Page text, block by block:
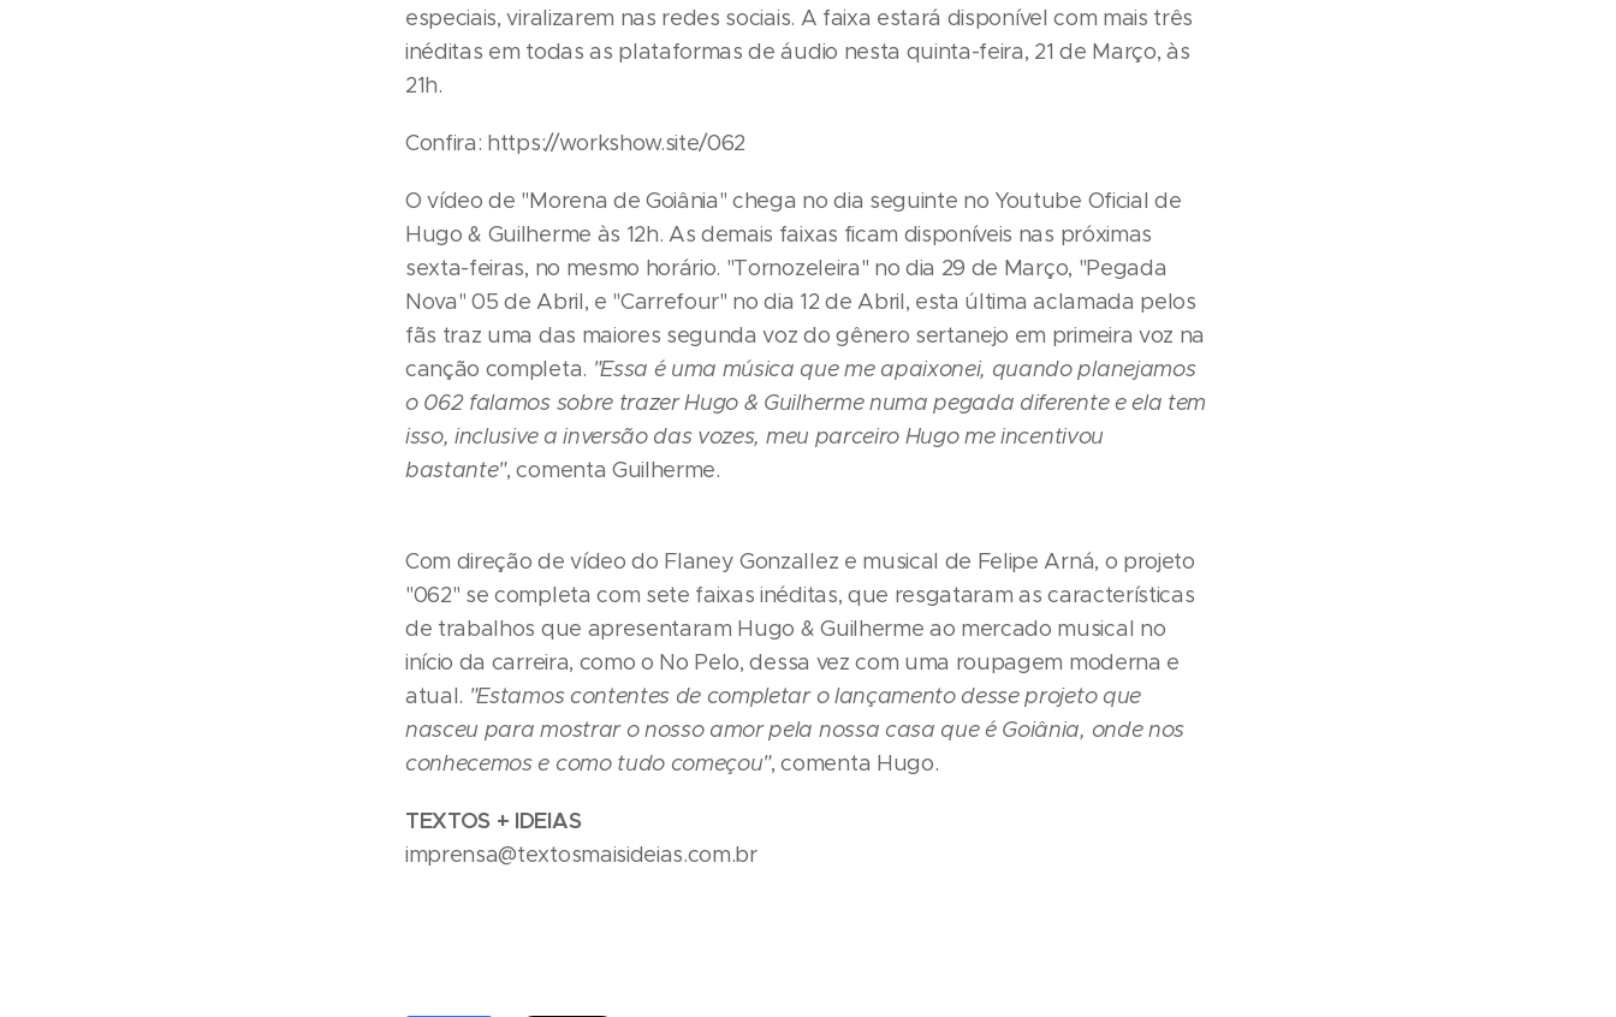
especiais, viralizarem nas redes sociais. A faixa estará disponível com mais três
inéditas em todas as plataformas de áudio nesta quinta-feira, 21 de Março, às
21h.
Confira: https://workshow.site/062
O vídeo de "Morena de Goiânia" chega no dia seguinte no Youtube Oficial de
Hugo & Guilherme às 12h. As demais faixas ficam disponíveis nas próximas
sexta-feiras, no mesmo horário. "Tornozeleira" no dia 29 de Março, "Pegada
Nova" 05 de Abril, e "Carrefour" no dia 12 de Abril, esta última aclamada pelos
fãs traz uma das maiores segunda voz do gênero sertanejo em primeira voz na
canção completa. "Essa é uma música que me apaixonei, quando planejamos
o 062 falamos sobre trazer Hugo & Guilherme numa pegada diferente e ela tem
isso, inclusive a inversão das vozes, meu parceiro Hugo me incentivou
bastante", comenta Guilherme.
Com direção de vídeo do Flaney Gonzallez e musical de Felipe Arná, o projeto
"062" se completa com sete faixas inéditas, que resgataram as características
de trabalhos que apresentaram Hugo & Guilherme ao mercado musical no
início da carreira, como o No Pelo, dessa vez com uma roupagem moderna e
atual. "Estamos contentes de completar o lançamento desse projeto que
nasceu para mostrar o nosso amor pela nossa casa que é Goiânia, onde nos
conhecemos e como tudo começou", comenta Hugo.
TEXTOS + IDEIAS
imprensa@textosmaisideias.com.br